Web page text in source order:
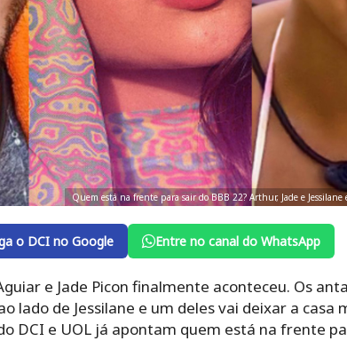
Quem está na frente para sair do BBB 22? Arthur, Jade e
o DCI no Google Entre no canal do WhatsApp
e Jade Picon finalmente aconteceu. Os
lado de Jessilane e um deles vai deixar a casa
DCI e UOL já apontam quem está na frente